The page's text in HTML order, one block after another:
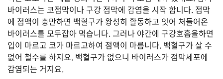
이
민/
비
자
바이러스는 코점막이나 구강 점막에 감염을 시작 합니다. 점막
에 점액이 충만하면 백혈구가 왕성히 활동하고 잇어 처들어온
바이러스를 모두잡아 먹습니다. 그러나 야간에 구강호흡을하면
입이 마르고 코가 마르고하여 점액이 마름니다. 백혈구가 살 수
없어 철수를 하지요. 백혈구가 없으니 바이러스가 점막세포에
감염되는 거지요.